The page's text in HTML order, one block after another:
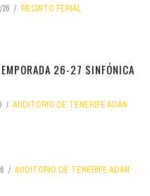
RECINTO FERIAL
26-27 SINFÓNICA
AUDITORIO DE TENERIFE ADÁN
AUDITORIO DE TENERIFE ADÁN